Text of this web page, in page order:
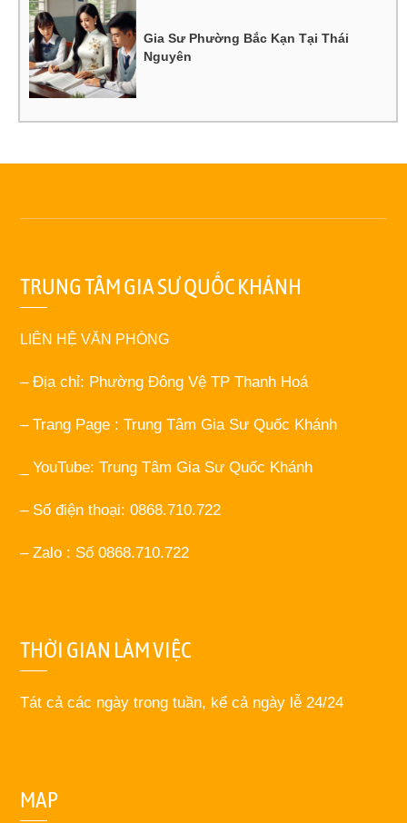
Gia Sư Phường Bắc Kạn Tại Thái
Nguyên
TRUNG TÂM GIA SƯ QUỐC KHÁNH
LIÊN HỆ VĂN PHÒNG
– Địa chỉ: Phường Đông Vệ TP Thanh Hoá
– Trang Page : Trung Tâm Gia Sư Quốc Khánh
_ YouTube: Trung Tâm Gia Sư Quốc Khánh
– Số điện thoại: 0868.710.722
– Zalo : Số 0868.710.722
THỜI GIAN LÀM VIỆC
Tát cả các ngày trong tuần, kể cả ngày lễ 24/24
MAP